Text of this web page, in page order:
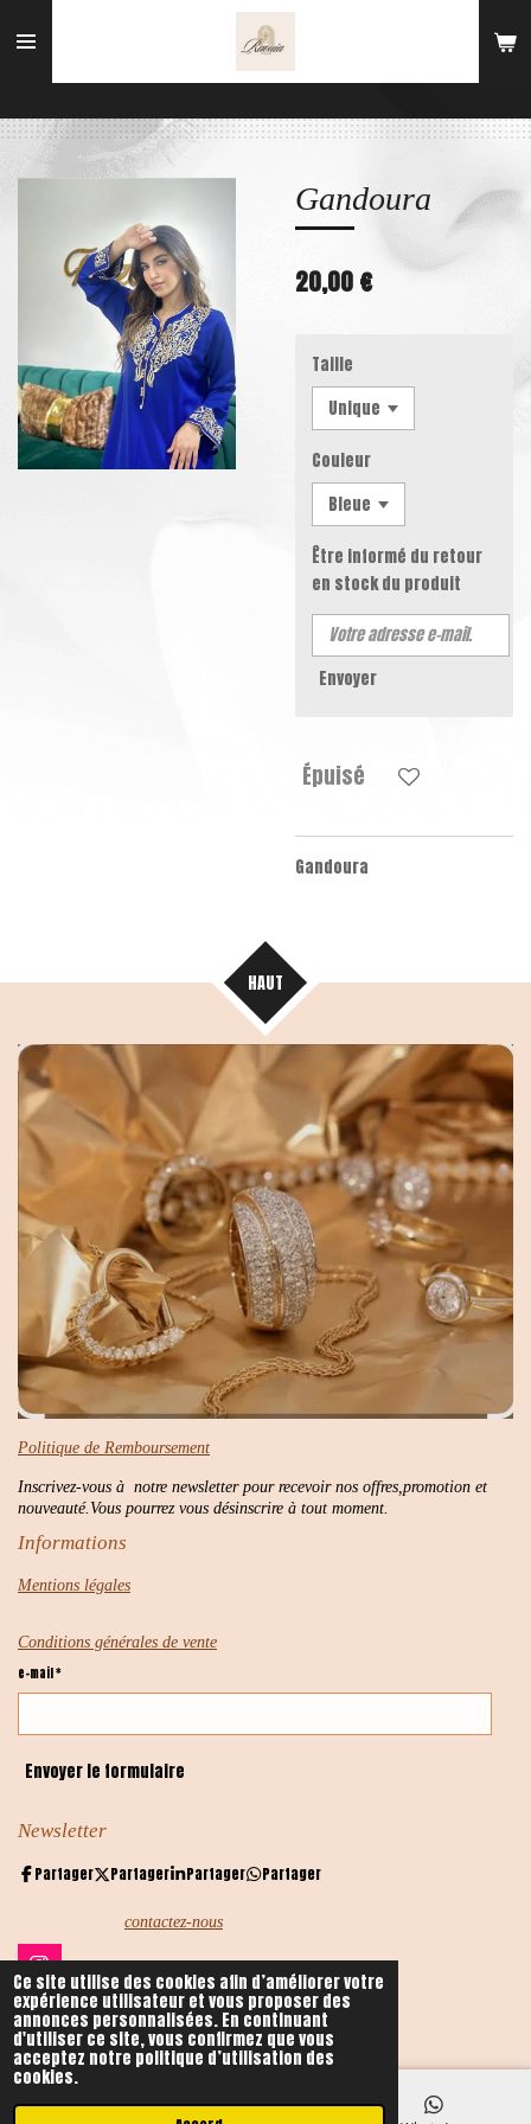
Ce site utilise des cookies afin d’améliorer votre
expérience utilisateur et vous proposer des
annonces personnalisées. En continuant
d'utiliser ce site, vous confirmez que vous
acceptez notre politique d’utilisation des
cookies.
au
Gandoura
20,00 €
Taille
Couleur
Être informé du retour
en stock du produit
Envoyer
Épuisé
Gandoura
HAUT
Politique de Remboursement
Inscrivez-vous à notre newsletter pour recevoir nos offres,promotion et
nouveauté.Vous pourrez vous désinscrire à tout moment.
Informations
Mentions légales
Conditions générales de vente
e-mail *
Envoyer le formulaire
Newsletter
Partager Partager Partager Partager
contactez-nous
I
n
s
t
a
g
r
a
Contacts